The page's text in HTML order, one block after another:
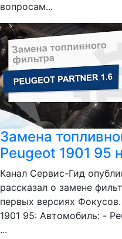
вопросам...
Замена
Peugeot 1901 95
Канал Сервис-Гид
рассказал о замене
первых версиях
1901 95: Автомобиль: -
...